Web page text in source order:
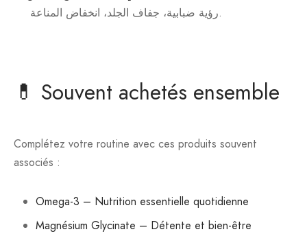
رؤية ضبابية، جفاف الجلد، انخفاض المناعة.
💊 Souvent achetés ensemble
Complétez votre routine avec ces produits souvent
associés :
Omega-3 – Nutrition essentielle quotidienne
Magnésium Glycinate – Détente et bien-être